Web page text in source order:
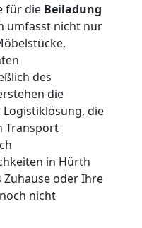
für die Beiladung
umfasst nicht nur
des
die
die
Transport
in Hürth
oder Ihre
nicht